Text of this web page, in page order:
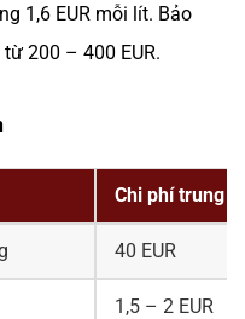
1,6 EUR mỗi lít. Bảo
200 – 400 EUR.
Chi phí trung
40 EUR
1,5 – 2 EUR